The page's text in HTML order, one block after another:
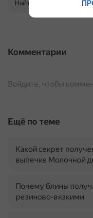
Найти в Поиске
Комментарии
Войдите, чтобы
Ещё по теме
Какой секрет
выпечке Молочной
Почему блины
резиново-вязкими